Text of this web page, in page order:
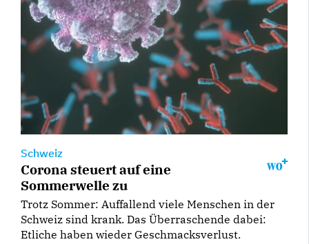
Schweiz
Corona steuert auf eine
Sommerwelle zu
Trotz Sommer: Auffallend viele Menschen in der
Schweiz sind krank. Das Überraschende dabei:
Etliche haben wieder Geschmacksverlust.